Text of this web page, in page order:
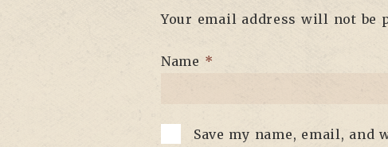
Your email address will not be
Name *
Save my name, email,